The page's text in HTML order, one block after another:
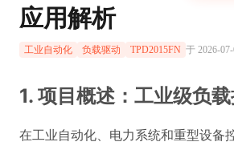
应用解析
工业自动化 负载驱动 TPD2015FN 于 2026-
1. 项目概述：工业级负
在工业自动化、电力系统和重型设备